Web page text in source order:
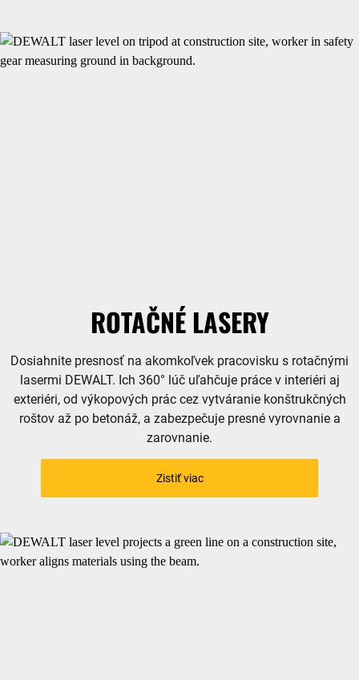
ROTAČNÉ LASERY
Dosiahnite presnosť na akomkoľvek pracovisku s rotačnými
lasermi DEWALT. Ich 360° lúč uľahčuje práce v interiéri aj
exteriéri, od výkopových prác cez vytváranie konštrukčných
roštov až po betonáž, a zabezpečuje presné vyrovnanie a
zarovnanie.
Zistiť viac